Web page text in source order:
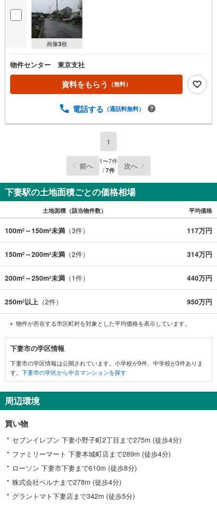
画像3枚
物件センター 東京支社
資料をもらう （無料）
電話する （通話料無料）
1
前へ 1〜7件
/7件 次へ
下妻駅の土地面積ごとの価格相場
土地面積（該当物件数） 平均価格
100m2 ～150m2未満 （3件） 117万円
150m2 ～200m2未満 （2件） 314万円
200m2 ～250m2未満 （1件） 440万円
250m2以上 （2件） 950万円
物件が所在する市区町村を対象とした平均価格を表示しています。
妻
市
に
す
る
報
下妻市の学区情報
下妻市の学区情報は公開されています。小学校が9件、中学校が3件ありま
す。 下妻市の学区から中古マンションを探す
周辺環境
買い物
セブンイレブン 下妻小野子町2丁目まで275m (徒歩4分)
ファミリーマート 下妻本城町店まで289m (徒歩4分)
ローソン 下妻市下妻まで610m (徒歩8分)
株式会社ベルナまで278m (徒歩4分)
グラントマト下妻店まで342m (徒歩5分)